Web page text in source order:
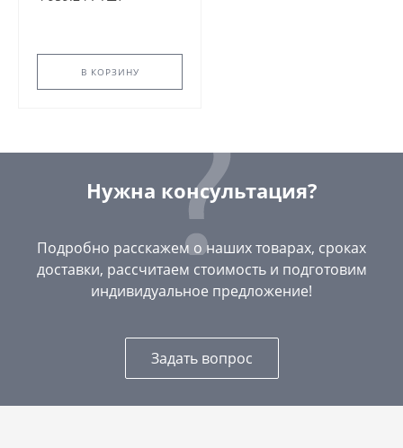
В КОРЗИНУ
Нужна консультация?
Подробно расскажем о наших товарах, сроках
доставки, рассчитаем стоимость и подготовим
индивидуальное предложение!
Задать вопрос